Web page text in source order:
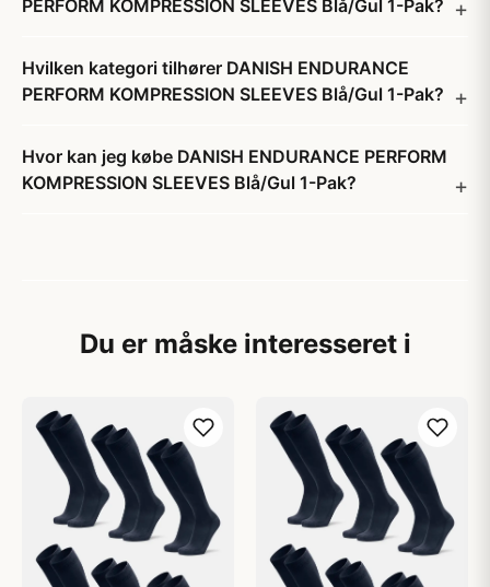
PERFORM KOMPRESSION SLEEVES Blå/Gul 1-Pak?
Hvilken kategori tilhører DANISH ENDURANCE
PERFORM KOMPRESSION SLEEVES Blå/Gul 1-Pak?
Hvor kan jeg købe DANISH ENDURANCE PERFORM
KOMPRESSION SLEEVES Blå/Gul 1-Pak?
Du er måske interesseret i